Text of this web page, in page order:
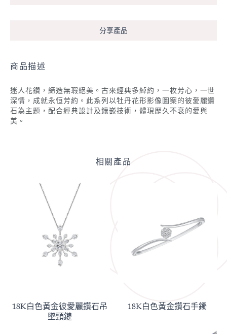
分享產品
商品描述
迷人花鑽，締造無瑕絕美。古來經典多綽約，一枚芳心，一世
深情，成就永恒芳約。此系列以牡丹花形影像圖案的彼愛麗鑽
石為主題，配合經典設計及鑲嵌技術，體現歷久不衰的愛與
美。
相關產品
18K白色黃金彼愛麗鑽石吊
墜頸鏈
18K白色黃金鑽石手鐲